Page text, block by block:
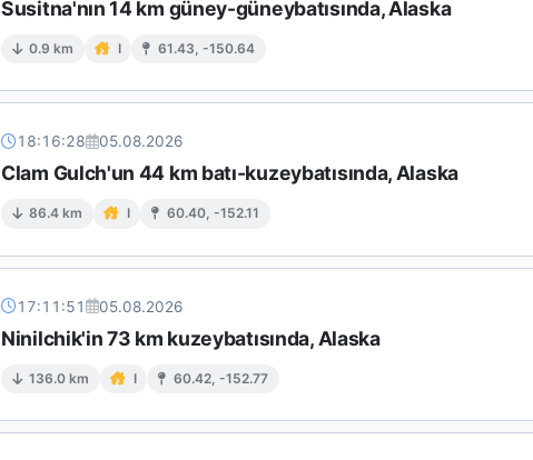
Susitna'nın 14 km güney-güneybatısında, Alaska
0.9 km I 61.43, -150.64
18:16:28 05.08.2026
Clam Gulch'un 44 km batı-kuzeybatısında, Alaska
86.4 km I 60.40, -152.11
17:11:51 05.08.2026
Ninilchik'in 73 km kuzeybatısında, Alaska
136.0 km I 60.42, -152.77